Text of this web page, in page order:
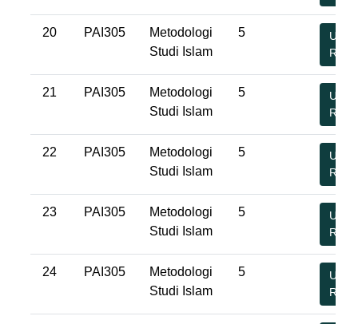
20 PAI305
Metodologi
Studi Islam
5
RPS
21 PAI305
Metodologi
Studi Islam
5
RPS
22 PAI305
Metodologi
Studi Islam
5
RPS
23 PAI305
Metodologi
Studi Islam
5
RPS
24 PAI305
Metodologi
Studi Islam
5
RPS